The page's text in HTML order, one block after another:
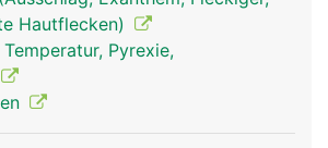
Hautflecken)
Pyrexie,